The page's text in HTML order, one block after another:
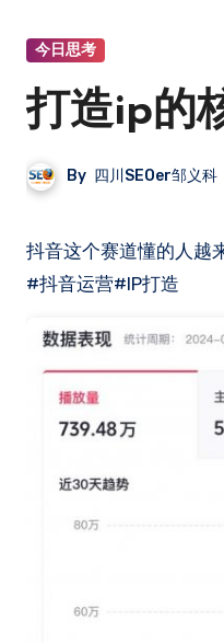
今日思考
打造ip的
By 四川SEOer邹义科
抖音这个赛道懂的人越来越好做，不懂的人越来越难做，最终考验的核心竞争力仍然是对人设MBTI十六型人格的综合打造能力。
#抖音运营#IP打造